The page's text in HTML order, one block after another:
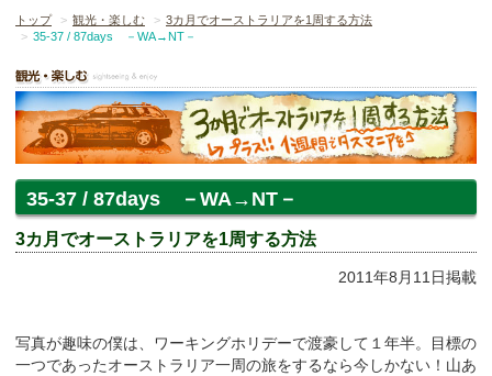
トップ 観光・楽しむ
3カ月でオーストラリアを1周する方法
35-37 / 87days －WA→NT－
35-37 / 87days －WA→NT－
3カ月でオーストラリアを1周する方法
2011年8月11日掲載
写真が趣味の僕は、ワーキングホリデーで渡豪して１年半。目標の
一つであったオーストラリア一周の旅をするなら今しかない！山あ